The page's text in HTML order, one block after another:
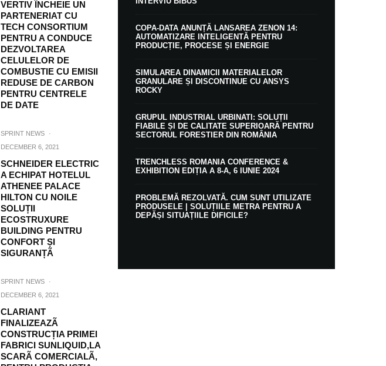
VERTIV ÎNCHEIE UN
PARTENERIAT CU
TECH CONSORTIUM
PENTRU A CONDUCE
DEZVOLTAREA
CELULELOR DE
COMBUSTIE CU EMISII
REDUSE DE CARBON
PENTRU CENTRELE
DE DATE
SPRINT NEWS
·
DECEMBER 6, 2021
SCHNEIDER ELECTRIC
A ECHIPAT HOTELUL
ATHENEE PALACE
HILTON CU NOILE
SOLUȚII
ECOSTRUXURE
BUILDING PENTRU
CONFORT ȘI
SIGURANȚÃ
SPRINT NEWS
·
DECEMBER 6, 2021
CLARIANT
FINALIZEAZÃ
CONSTRUCȚIA PRIMEI
FABRICI SUNLIQUID,LA
SCARÃ COMERCIALÃ,
COPA-DATA ANUNȚĂ LANSAREA ZENON 14:
AUTOMATIZARE INTELIGENTĂ PENTRU
PRODUCȚIE, PROCESE ȘI ENERGIE
SIMULAREA DINAMICII MATERIALELOR
GRANULARE ȘI DISCONTINUE CU ANSYS
ROCKY
GRUPUL INDUSTRIAL URBINATI: SOLUȚII
FIABILE ȘI DE CALITATE SUPERIOARĂ PENTRU
SECTORUL FORESTIER DIN ROMÂNIA
TRENCHLESS ROMANIA CONFERENCE &
EXHIBITION EDIȚIA A 8-A, 6 IUNIE 2024
PROBLEMĂ REZOLVATĂ. CUM SUNT UTILIZATE
PRODUSELE | SOLUȚIILE METRA PENTRU A
DEPĂȘI SITUAȚIILE DIFICILE?